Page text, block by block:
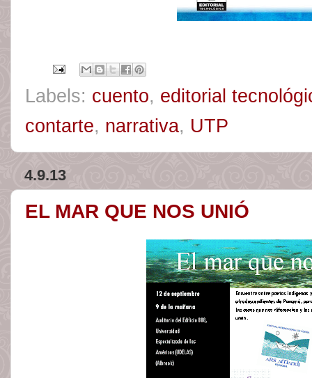
Labels: cuento, editorial
contarte, narrativa, UTP
4.9.13
EL MAR QUE NOS UNIÓ